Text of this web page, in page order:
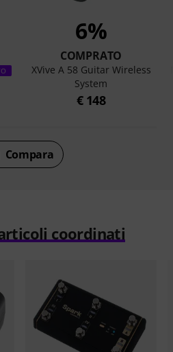
6%
COMPRATO
XVive A 58 Guitar Wireless
System
€ 148
Compara
coordinati